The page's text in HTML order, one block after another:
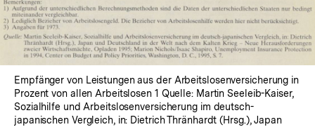
In
Lightbox
öffnen
Empfänger von Leistungen aus der Arbeitslosenversicherung in
Prozent von allen Arbeitslosen 1 Quelle: Martin Seeleib-Kaiser,
Sozialhilfe und Arbeitslosenversicherung im deutsch-
japanischen Vergleich, in: Dietrich Thränhardt (Hrsg.), Japan